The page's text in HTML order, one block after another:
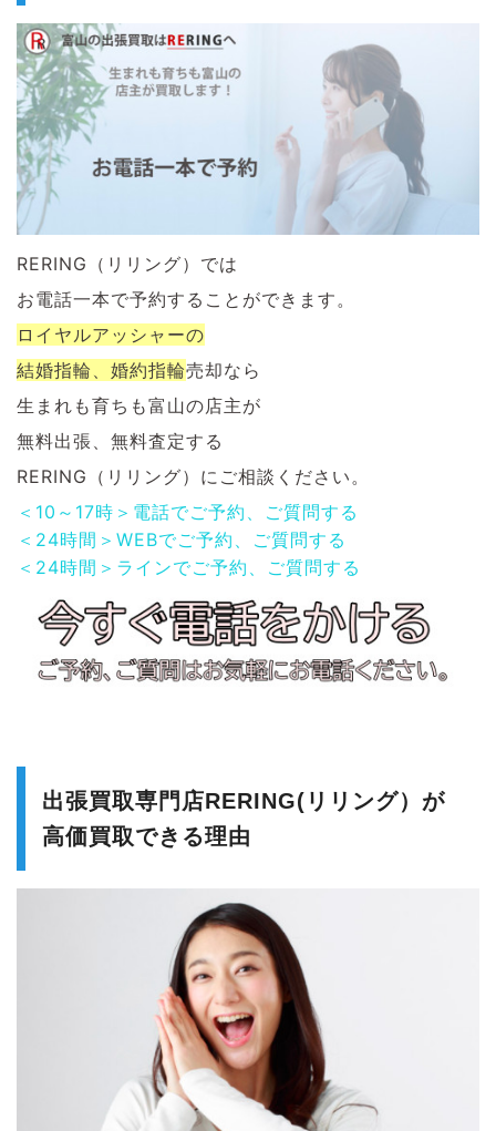
RERING（リリング）では
お電話一本で予約することができます。
ロイヤルアッシャーの
結婚指輪、婚約指輪売却なら
生まれも育ちも富山の店主が
無料出張、無料査定する
RERING（リリング）にご相談ください。
＜10～17時＞電話でご予約、ご質問する
＜24時間＞WEBでご予約、ご質問する
＜24時間＞ラインでご予約、ご質問する
出張買取専門店RERING(リリング）が
高価買取できる理由